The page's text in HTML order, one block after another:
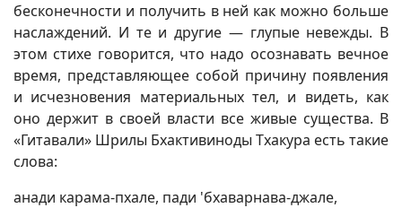
бесконечности и получить в ней как можно больше
наслаждений. И те и другие — глупые невежды. В
этом стихе говорится, что надо осознавать вечное
время, представляющее собой причину появления
и исчезновения материальных тел, и видеть, как
оно держит в своей власти все живые существа. В
«Гитавали» Шрилы Бхактивиноды Тхакура есть такие
слова:
анади карама-пхале, пади 'бхаварнава-джале,